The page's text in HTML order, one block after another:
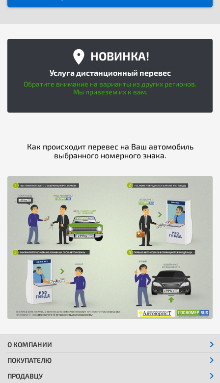
НОВИНКА!
Услуга дистанционный перевес
Обратите внимание на варианты из других регионов.
Мы привезем их к вам.
Как происходит перевес на Ваш автомобиль
выбранного номерного знака.
О КОМПАНИИ
ПОКУПАТЕЛЮ
ПРОДАВЦУ